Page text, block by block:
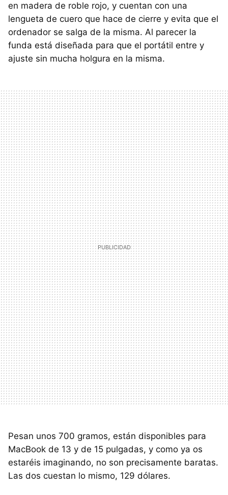
en madera de roble rojo, y cuentan con una
lengueta de cuero que hace de cierre y evita que el
ordenador se salga de la misma. Al parecer la
funda está diseñada para que el portátil entre y
ajuste sin mucha holgura en la misma.
Pesan unos 700 gramos, están disponibles para
MacBook de 13 y de 15 pulgadas, y como ya os
estaréis imaginando, no son precisamente baratas.
Las dos cuestan lo mismo, 129 dólares.